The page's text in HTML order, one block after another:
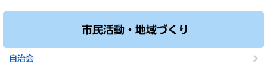
市民活動・地域づくり
自治会